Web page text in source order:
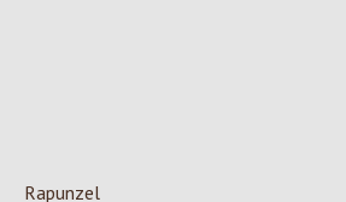
Rapunzel